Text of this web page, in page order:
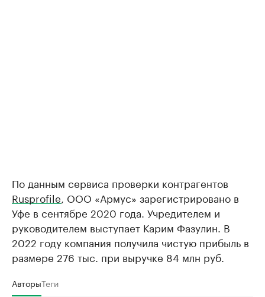
По данным сервиса проверки контрагентов
Rusprofile, ООО «Армус» зарегистрировано в
Уфе в сентябре 2020 года. Учредителем и
руководителем выступает Карим Фазулин. В
2022 году компания получила чистую прибыль в
размере 276 тыс. при выручке 84 млн руб.
АвторыТеги